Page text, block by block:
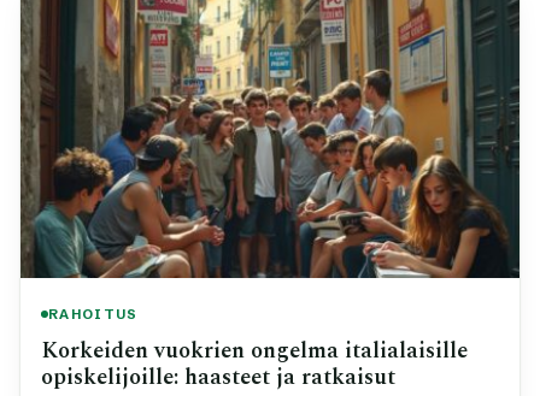
RAHOITUS
Korkeiden vuokrien ongelma italialaisille
opiskelijoille: haasteet ja ratkaisut